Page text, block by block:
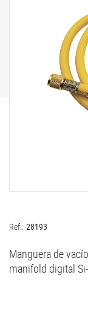
Ref.: 28193
Manguera de
manifold digital